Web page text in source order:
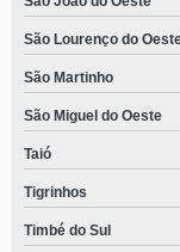
São Lourenço do
São Martinho
São Miguel do Oeste
Taió
Tigrinhos
Timbé do Sul